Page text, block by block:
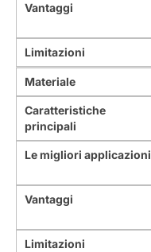
Vantaggi
Limitazioni
Materiale
Caratteristiche
principali
Le migliori applicazioni
Vantaggi
Limitazioni